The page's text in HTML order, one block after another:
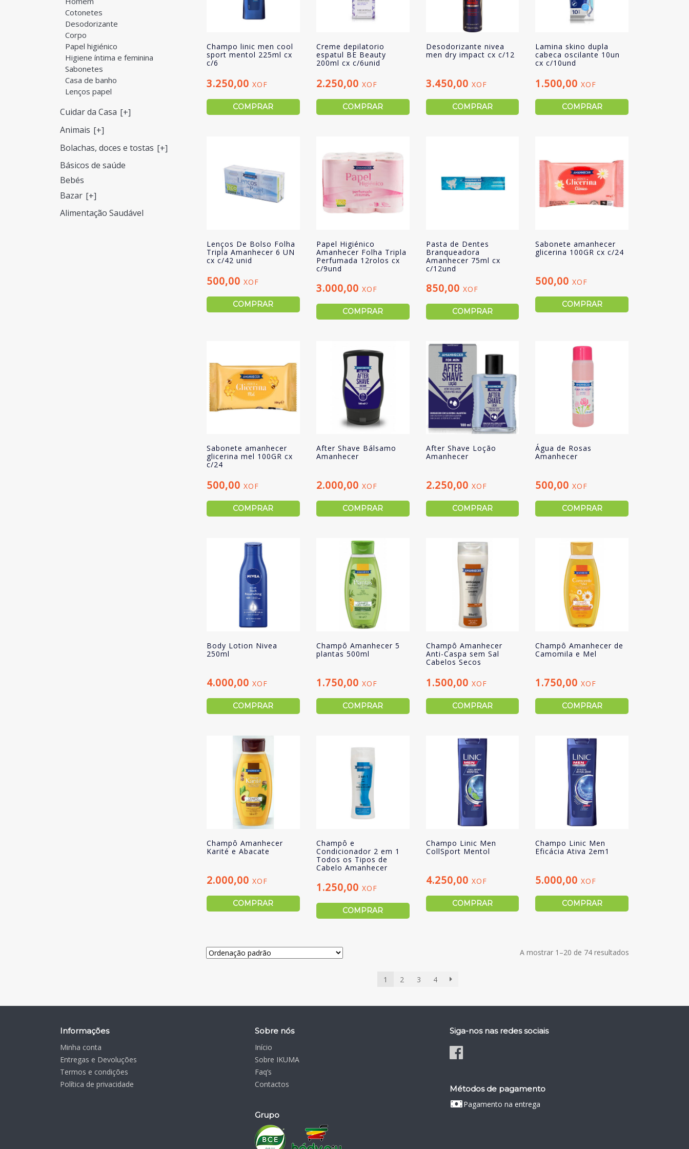
Champo linic men cool
sport mentol 225ml cx
c/6
3.250,00 XOF
COMPRAR
Creme depilatorio
espatul BE Beauty
200ml cx c/6unid
2.250,00 XOF
COMPRAR
Desodorizante nivea
men dry impact cx c/12
3.450,00 XOF
COMPRAR
Lamina skino dupla
cabeca oscilante 10un
cx c/10und
1.500,00XOF
COMPRAR
Lenços De Bolso Folha
Tripla Amanhecer 6 UN
cx c/42 unid
500,00 XOF
COMPRAR
Papel Higiénico
Amanhecer Folha Tripla
Perfumada 12rolos cx
c/9und
3.000,00 XOF
COMPRAR
Pasta de Dentes
Branqueadora
Amanhecer 75ml cx
c/12und
850,00 XOF
COMPRAR
Sabonete amanhecer
glicerina 100GR cx c/24
500,00XOF
COMPRAR
Sabonete amanhecer
glicerina mel 100GR cx
c/24
500,00 XOF
COMPRAR
After Shave Bálsamo
Amanhecer
2.000,00 XOF
COMPRAR
After Shave Loção
Amanhecer
2.250,00 XOF
COMPRAR
Água de Rosas
Amanhecer
500,00XOF
COMPRAR
Body Lotion Nivea
250ml
4.000,00 XOF
COMPRAR
Champô Amanhecer 5
plantas 500ml
1.750,00 XOF
COMPRAR
Champô Amanhecer
Anti-Caspa sem Sal
Cabelos Secos
1.500,00 XOF
COMPRAR
Champô Amanhecer de
Camomila e Mel
1.750,00XOF
COMPRAR
Champô Amanhecer
Karité e Abacate
2.000,00 XOF
COMPRAR
Champô e
Condicionador 2 em 1
Todos os Tipos de
Cabelo Amanhecer
1.250,00 XOF
COMPRAR
Champo Linic Men
CollSport Mentol
4.250,00 XOF
COMPRAR
Champo Linic Men
Eficácia Ativa 2em1
5.000,00XOF
COMPRAR
A mostrar 1–20 de 74 resultados
1 2 3 4
Cotonetes
Desodorizante
Corpo
Papel higiénico
Higiene íntima e feminina
Sabonetes
Casa de banho
Lenços papel
Cuidar da Casa [+]
Animais [+]
Bolachas, doces e tostas [+]
Básicos de saúde
Bebés
Bazar [+]
Alimentação Saudável
Informações
Minha conta
Entregas e Devoluções
Termos e condições
Política de privacidade
Sobre nós
Início
Sobre IKUMA
Faq’s
Contactos
Grupo
Siga-nos nas redes sociais
Métodos de pagamento
Pagamento na entrega